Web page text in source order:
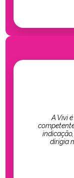
A Vivi
dirigia